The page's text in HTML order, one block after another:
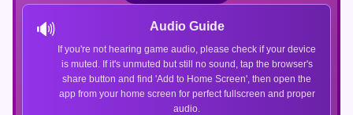
🔊 Audio Guide
If you're not hearing game audio, please check if your device
is muted. If it's unmuted but still no sound, tap the browser's
share button and find 'Add to Home Screen', then open the
app from your home screen for perfect fullscreen and proper
audio.